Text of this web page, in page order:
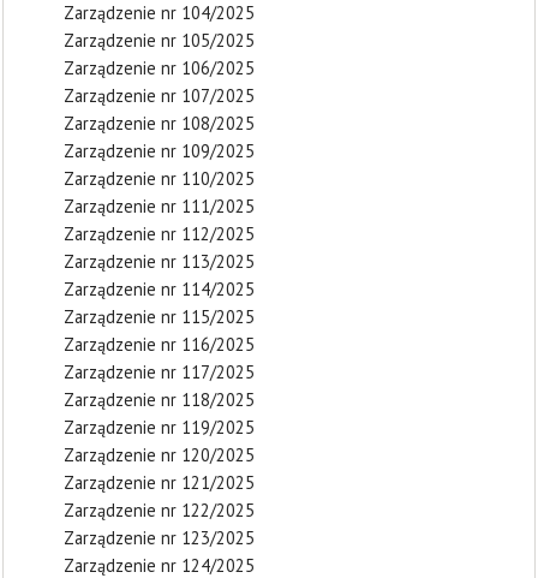
Zarządzenie nr 104/2025
Zarządzenie nr 105/2025
Zarządzenie nr 106/2025
Zarządzenie nr 107/2025
Zarządzenie nr 108/2025
Zarządzenie nr 109/2025
Zarządzenie nr 110/2025
Zarządzenie nr 111/2025
Zarządzenie nr 112/2025
Zarządzenie nr 113/2025
Zarządzenie nr 114/2025
Zarządzenie nr 115/2025
Zarządzenie nr 116/2025
Zarządzenie nr 117/2025
Zarządzenie nr 118/2025
Zarządzenie nr 119/2025
Zarządzenie nr 120/2025
Zarządzenie nr 121/2025
Zarządzenie nr 122/2025
Zarządzenie nr 123/2025
Zarządzenie nr 124/2025